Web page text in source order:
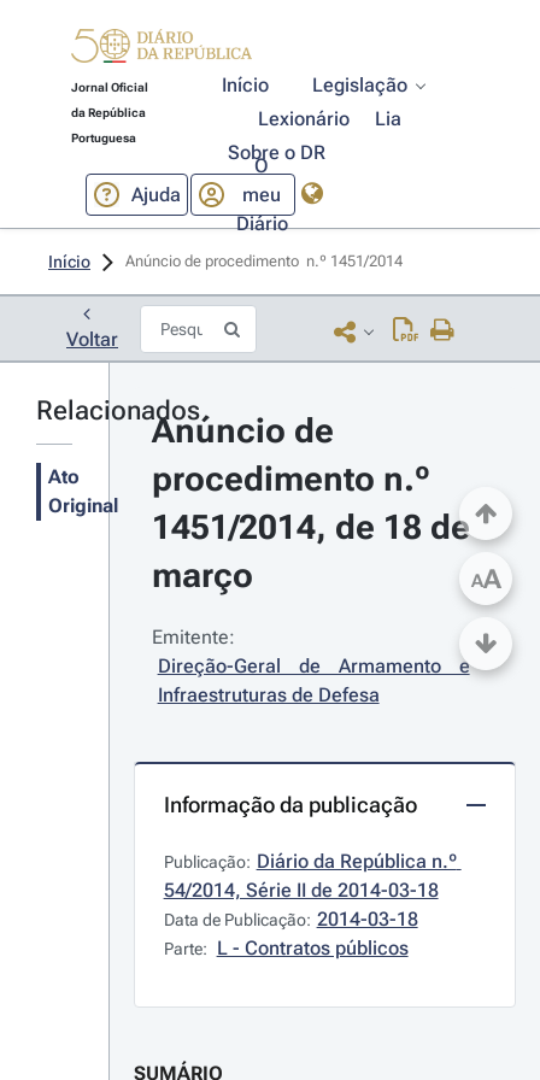
Jornal Oficial
da República
Portuguesa
Início
Legislação
Lexionário
Lia
Sobre o DR
Ajuda
O
meu
Diário
Início Anúncio de procedimento  n.º 1451/2014
Voltar
Relacionados
Ato
Original
Anúncio de
procedimento n.º
1451/2014, de 18 de
março
Emitente:
Direção-Geral de Armamento e
Infraestruturas de Defesa
Informação da publicação
Publicação: Diário da República n.º
54/2014, Série II de 2014-03-18
Data de Publicação: 2014-03-18
Parte: L - Contratos públicos
SUMÁRIO
AA